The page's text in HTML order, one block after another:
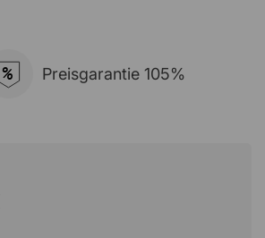
% Preisgarantie 105%